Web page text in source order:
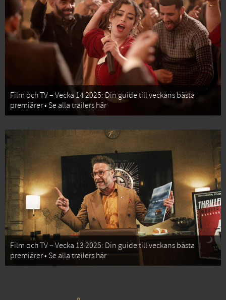
Film och TV – Vecka 14 2025: Din guide till veckans bästa
premiärer • Se alla trailers här
Film och TV – Vecka 13 2025: Din guide till veckans bästa
premiärer • Se alla trailers här